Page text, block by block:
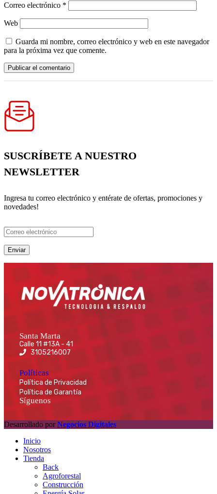
Correo electrónico *
Web
Guarda mi nombre, correo electrónico y web en este navegador
para la próxima vez que comente.
SUSCRÍBETE A NUESTRO
NEWSLETTER
Ingresa tu correo electrónico y entérate de ofertas, promociones y
novedades!
Santa Marta
Calle 11 #13A - 41
3105216007
Políticas
Política de Privacidad
Política de Garantía
Síguenos
Desarrollado por Negocios Digitales
Inicio
Nosotros
Tienda
Back
Agroforestal
Construcción